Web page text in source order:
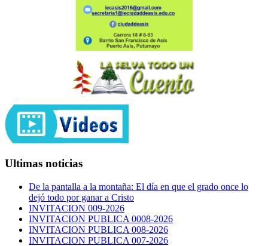
Ultimas noticias
De la pantalla a la montaña: El día en que el grado once lo
dejó todo por ganar a Cristo
INVITACION 009-2026
INVITACION PUBLICA 0008-2026
INVITACION PUBLICA 008-2026
INVITACION PUBLICA 007-2026